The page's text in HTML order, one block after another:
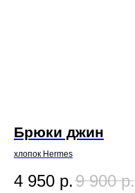
Брюки джин
хлопок Hermes
4 950 р.9 900 р.